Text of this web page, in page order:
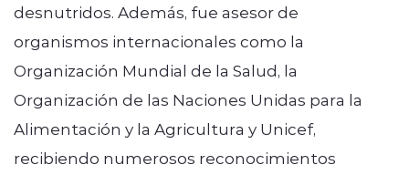
desnutridos. Además, fue asesor de
organismos internacionales como la
Organización Mundial de la Salud, la
Organización de las Naciones Unidas para la
Alimentación y la Agricultura y Unicef,
recibiendo numerosos reconocimientos